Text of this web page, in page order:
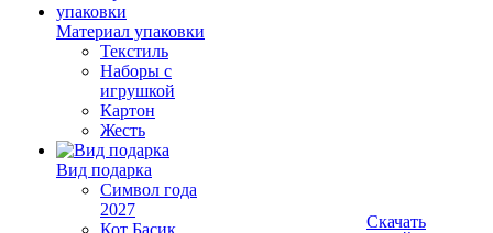
Материал упаковки
Текстиль
Наборы с
игрушкой
Картон
Жесть
Вид подарка
Символ года
2027
Кот Басик
Скачать